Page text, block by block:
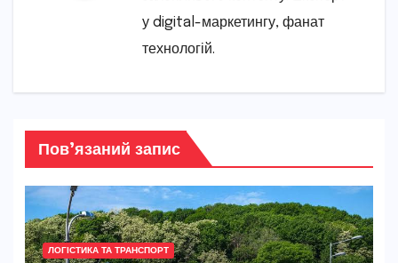
у digital-маркетингу, фанат
технологій.
Пов’язаний запис
ЛОГІСТИКА ТА ТРАНСПОРТ